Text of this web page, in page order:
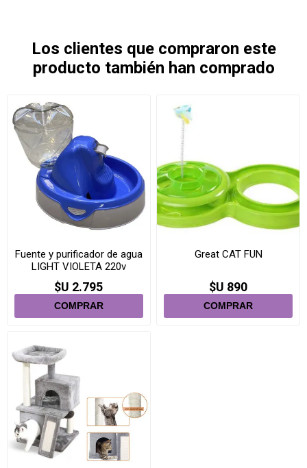
Los clientes que compraron este
producto también han comprado
Fuente y purificador de agua
LIGHT VIOLETA 220v
$U 2.795
Great CAT FUN
$U 890